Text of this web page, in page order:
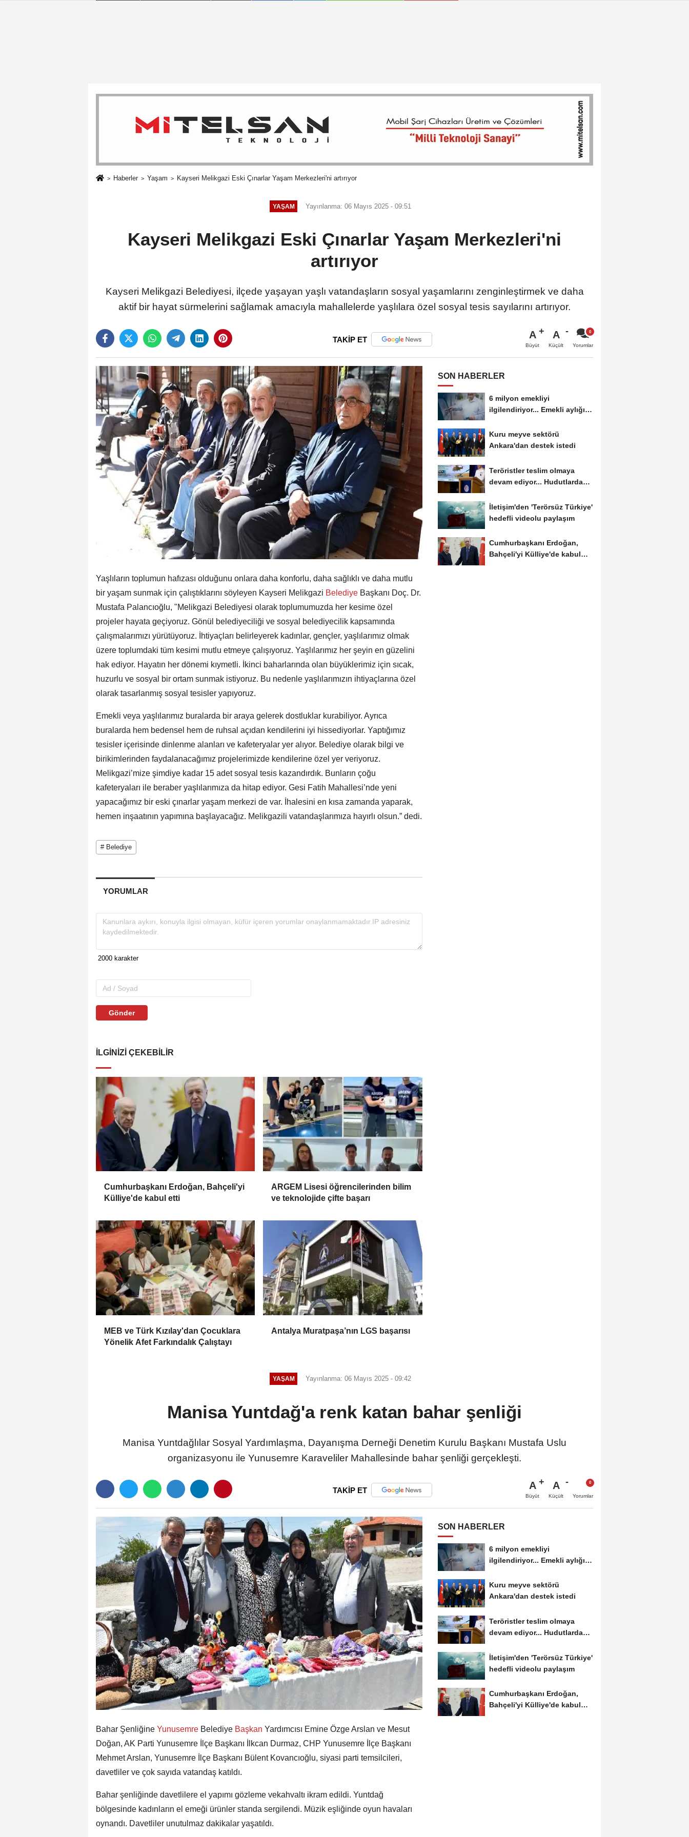
Haberler Yaşam Kayseri Melikgazi Eski Çınarlar Yaşam Merkezleri'ni artırıyor
YAŞAM Yayınlanma: 06 Mayıs 2025 - 09:51
Kayseri Melikgazi Eski Çınarlar Yaşam Merkezleri'ni
artırıyor
Kayseri Melikgazi Belediyesi, ilçede yaşayan yaşlı vatandaşların sosyal yaşamlarını zenginleştirmek ve daha
aktif bir hayat sürmelerini sağlamak amacıyla mahallelerde yaşlılara özel sosyal tesis sayılarını artırıyor.
TAKİP ET A
Büyüt
A
Küçült Yorumlar
Yaşlıların toplumun hafızası olduğunu onlara daha konforlu, daha sağlıklı ve daha mutlu
bir yaşam sunmak için çalıştıklarını söyleyen Kayseri Melikgazi Belediye Başkanı Doç. Dr.
Mustafa Palancıoğlu, "Melikgazi Belediyesi olarak toplumumuzda her kesime özel
projeler hayata geçiyoruz. Gönül belediyeciliği ve sosyal belediyecilik kapsamında
çalışmalarımızı yürütüyoruz. İhtiyaçları belirleyerek kadınlar, gençler, yaşlılarımız olmak
üzere toplumdaki tüm kesimi mutlu etmeye çalışıyoruz. Yaşlılarımız her şeyin en güzelini
hak ediyor. Hayatın her dönemi kıymetli. İkinci baharlarında olan büyüklerimiz için sıcak,
huzurlu ve sosyal bir ortam sunmak istiyoruz. Bu nedenle yaşlılarımızın ihtiyaçlarına özel
olarak tasarlanmış sosyal tesisler yapıyoruz.
Emekli veya yaşlılarımız buralarda bir araya gelerek dostluklar kurabiliyor. Ayrıca
buralarda hem bedensel hem de ruhsal açıdan kendilerini iyi hissediyorlar. Yaptığımız
tesisler içerisinde dinlenme alanları ve kafeteryalar yer alıyor. Belediye olarak bilgi ve
birikimlerinden faydalanacağımız projelerimizde kendilerine özel yer veriyoruz.
Melikgazi’mize şimdiye kadar 15 adet sosyal tesis kazandırdık. Bunların çoğu
kafeteryaları ile beraber yaşlılarımıza da hitap ediyor. Gesi Fatih Mahallesi’nde yeni
yapacağımız bir eski çınarlar yaşam merkezi de var. İhalesini en kısa zamanda yaparak,
hemen inşaatının yapımına başlayacağız. Melikgazili vatandaşlarımıza hayırlı olsun.” dedi.
# Belediye
YORUMLAR
Gönder
İLGINIZI ÇEKEBILIR
Cumhurbaşkanı Erdoğan, Bahçeli'yi
Külliye'de kabul etti
ARGEM Lisesi öğrencilerinden bilim
ve teknolojide çifte başarı
MEB ve Türk Kızılay'dan Çocuklara
Yönelik Afet Farkındalık Çalıştayı
Antalya Muratpaşa’nın LGS başarısı
SON HABERLER
6 milyon emekliyi
ilgilendiriyor... Emekli aylığı
Kuru meyve sektörü
Ankara'dan destek istedi
Teröristler teslim olmaya
devam ediyor... Hudutlarda
İletişim'den 'Terörsüz Türkiye'
hedefli videolu paylaşım
Cumhurbaşkanı Erdoğan,
Bahçeli'yi Külliye'de kabul
YAŞAM Yayınlanma: 06 Mayıs 2025 - 09:42
Manisa Yuntdağ'a renk katan bahar şenliği
Manisa Yuntdağlılar Sosyal Yardımlaşma, Dayanışma Derneği Denetim Kurulu Başkanı Mustafa Uslu
organizasyonu ile Yunusemre Karaveliler Mahallesinde bahar şenliği gerçekleşti.
TAKİP ET A
Büyüt
A
Küçült Yorumlar
Bahar Şenliğine Yunusemre Belediye Başkan Yardımcısı Emine Özge Arslan ve Mesut
Doğan, AK Parti Yunusemre İlçe Başkanı İlkcan Durmaz, CHP Yunusemre İlçe Başkanı
Mehmet Arslan, Yunusemre İlçe Başkanı Bülent Kovancıoğlu, siyasi parti temsilcileri,
davetliler ve çok sayıda vatandaş katıldı.
Bahar şenliğinde davetlilere el yapımı gözleme vekahvaltı ikram edildi. Yuntdağ
bölgesinde kadınların el emeği ürünler standa sergilendi. Müzik eşliğinde oyun havaları
oynandı. Davetliler unutulmaz dakikalar yaşatıldı.
SON HABERLER
6 milyon emekliyi
ilgilendiriyor... Emekli aylığı
Kuru meyve sektörü
Ankara'dan destek istedi
Teröristler teslim olmaya
devam ediyor... Hudutlarda
İletişim'den 'Terörsüz Türkiye'
hedefli videolu paylaşım
Cumhurbaşkanı Erdoğan,
Bahçeli'yi Külliye'de kabul